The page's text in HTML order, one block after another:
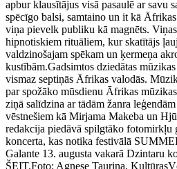
apbur klausītājus visā pasaulē ar savu
spēcīgo balsi, samtaino un it kā
viņa pievelk publiku kā magnēts.
hipnotiskiem rituāliem, kur skatītājs
valdzinošajam spēkam un ķermeņa
kustībām.Gadsimtos dziedātas
vismaz septiņās Āfrikas valodās.
par spožāko mūsdienu Āfrikas
ziņā salīdzina ar tādām žanra
vēstnešiem kā Mirjama Makeba un
redakcija piedāvā spilgtāko fotomirkļu
koncerta, kas notika festivālā
Galante 13. augusta vakarā Dzintaru
ŠEIT.Foto: Agnese Tauriņa,